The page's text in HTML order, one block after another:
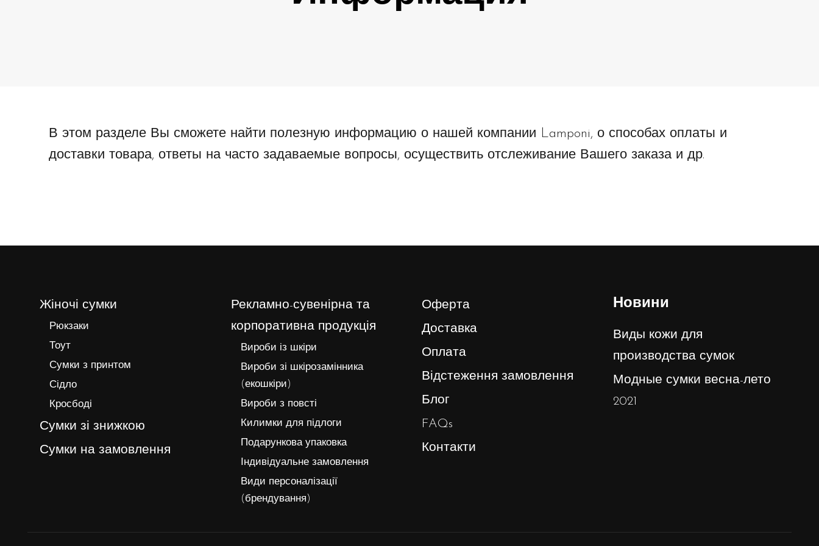
В этом разделе Вы сможете найти полезную информацию о нашей компании Lamponi, о способах оплаты и
доставки товара, ответы на часто задаваемые вопросы, осуществить отслеживание Вашего заказа и др.
Жіночі сумки
Рюкзаки
Тоут
Сумки з принтом
Сідло
Кросбоді
Сумки зі знижкою
Сумки на замовлення
Рекламно-сувенірна та
корпоративна продукція
Вироби із шкіри
Вироби зі шкірозамінника
(екошкіри)
Вироби з повсті
Килимки для підлоги
Подарункова упаковка
Індивідуальне замовлення
Види персоналізації
(брендування)
Оферта
Доставка
Оплата
Відстеження замовлення
Блог
FAQs
Контакти
Новини
Виды кожи для
производства сумок
Модные сумки весна-лето
2021